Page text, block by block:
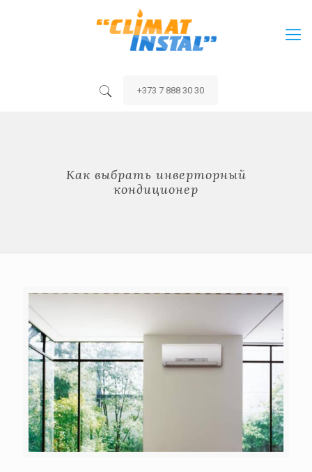
+373 7 888 30 30
Как выбрать инверторный
кондиционер